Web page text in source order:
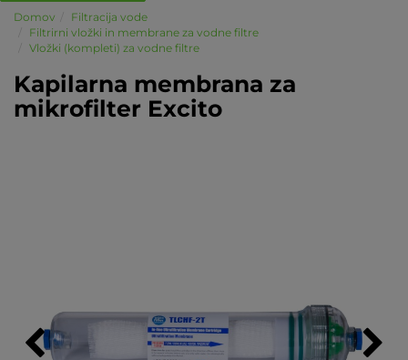
Domov
Filtracija vode
Filtrirni vložki in membrane za vodne filtre
Vložki (kompleti) za vodne filtre
Kapilarna membrana za
mikrofilter Excito